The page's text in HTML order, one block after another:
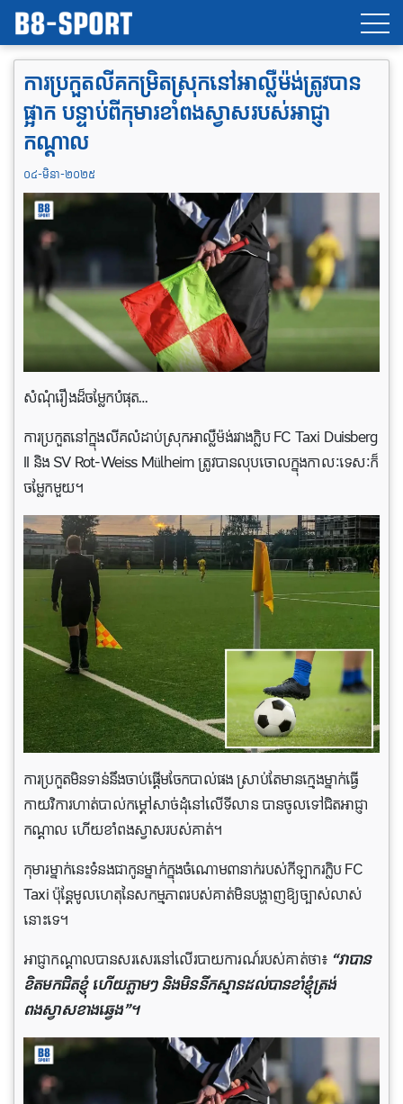
ការប្រកួតលីគកម្រិតស្រុកនៅអាល្លឺម៉ង់ត្រូវបាន
ផ្អាក បន្ទាប់ពីកុមារខាំពងស្វាសរបស់អាជ្ញា
កណ្តាល
០៤-មិនា-២០២៥
សំណុំរឿងដ៏ចម្លែកបំផុត…
ការប្រកួតនៅក្នុងលីគលំដាប់ស្រុកអាល្លឺម៉ង់រវាងក្លិប FC Taxi Duisberg
II និង SV Rot-Weiss Mülheim ត្រូវបានលុបចោលក្នុងកាលៈទេសៈក៏
ចម្លែកមួយ។
ការប្រកួតមិនទាន់នឹងចាប់ផ្ដើមចែកបាល់ផង ស្រាប់តែមានក្មេងម្នាក់ធ្វើ
កាយវិការហាត់បាល់កម្ដៅសាច់ដុំនៅលើទីលាន បានចូលទៅជិតអាជ្ញា
កណ្តាល ហើយខាំពងស្វាសរបស់គាត់។
កុមារម្នាក់នេះទំនងជាកូនម្នាក់ក្នុងចំណោម៣នាក់របស់កីឡាករក្លិប FC
Taxi ប៉ុន្តែមូលហេតុនៃសកម្មភាពរបស់គាត់មិនបង្ហាញឱ្យច្បាស់លាស់
នោះទេ។
អាជ្ញាកណ្តាលបានសរសេរនៅលើរបាយការណ៍របស់គាត់ថា៖ “វាបាន
ខិតមកជិតខ្ញុំ ហើយភ្លាមៗ និងមិននឹកស្មានដល់បានខាំខ្ញុំត្រង់
ពងស្វាសខាងឆ្វេង”។